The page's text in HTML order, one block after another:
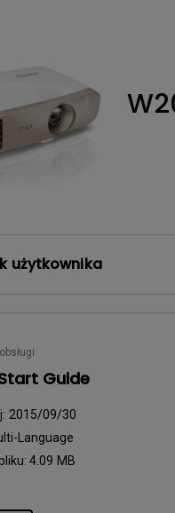
użytkownika
Guide
2015/09/30
Language
4.09 MB